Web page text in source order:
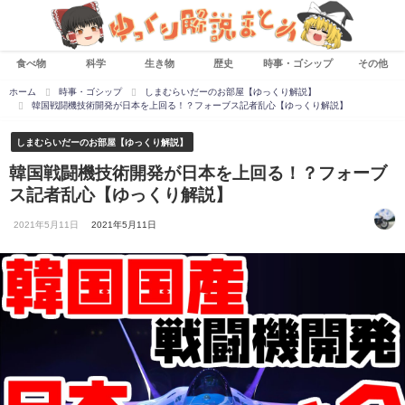
食べ物 科学 生き物 歴史 時事・ゴシップ その他
ホーム 時事・ゴシップ
しまむらいだーのお部屋【ゆっくり解説】
韓国戦闘機技術開発が日本を上回る！？フォーブス記者乱心【ゆっくり解説】
しまむらいだーのお部屋【ゆっくり解説】
韓国戦闘機技術開発が日本を上回る！？フォーブ
ス記者乱心【ゆっくり解説】
2021年5月11日 2021年5月11日